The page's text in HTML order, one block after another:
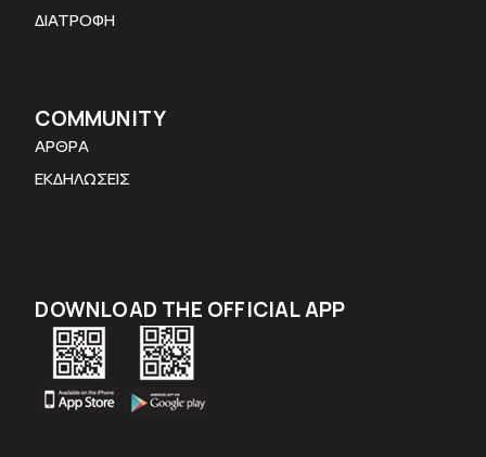
ΔΙΑΤΡΟΦΗ
COMMUNITY
ΑΡΘΡΑ
ΕΚΔΗΛΩΣΕΙΣ
DOWNLOAD THE OFFICIAL APP